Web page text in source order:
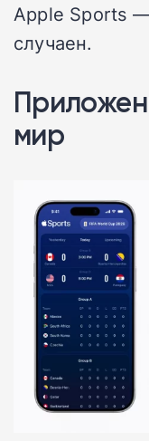
Apple Sports
случаен.
мир